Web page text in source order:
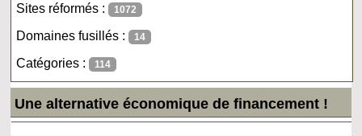
Sites réformés : 1072
Domaines fusillés : 14
Catégories : 114
Une alternative économique de financement !